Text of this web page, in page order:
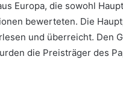
Europa, die sowohl
bewerteten. Die
und überreicht. Den
die Preisträger des